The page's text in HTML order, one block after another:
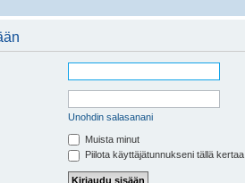
Unohdin salasanani
Muista minut
Piilota käyttäjätunnukseni tällä kertaa